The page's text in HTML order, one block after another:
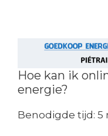
Hoe kan ik
energie?
Benodigde tijd: 5